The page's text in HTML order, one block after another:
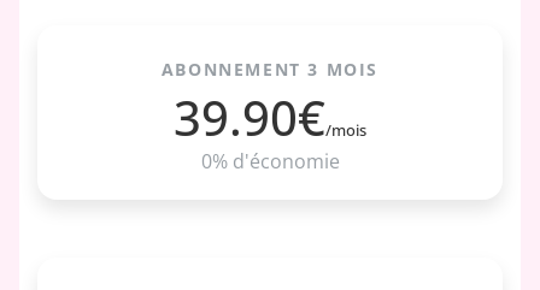
ABONNEMENT 3 MOIS
39.90€/mois
0% d'économie